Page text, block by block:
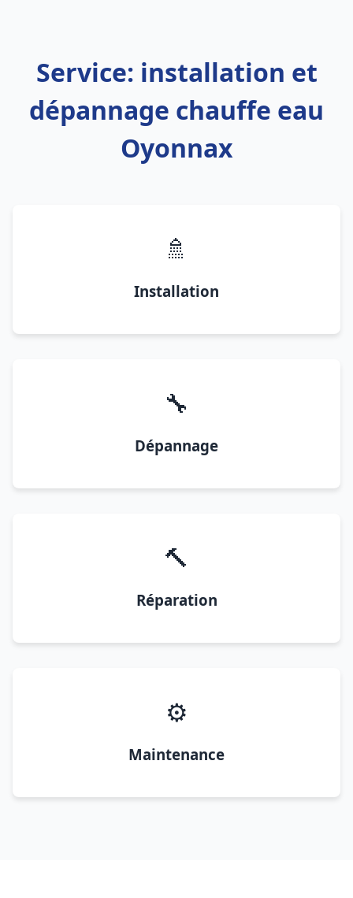
Service: installation et
dépannage chauffe eau
Oyonnax
🚿
Installation
🔧
Dépannage
🔨
Réparation
⚙️
Maintenance